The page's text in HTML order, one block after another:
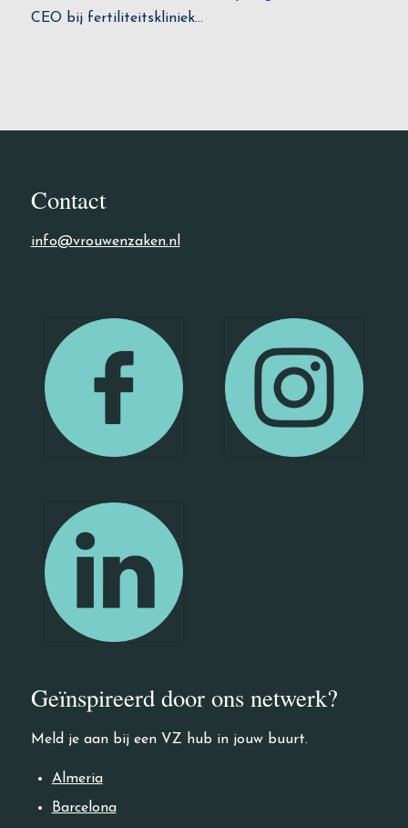
CEO bij fertiliteitskliniek…
Contact
info@vrouwenzaken.nl
Geïnspireerd door ons netwerk?
Meld je aan bij een VZ hub in jouw buurt.
Almeria
Barcelona